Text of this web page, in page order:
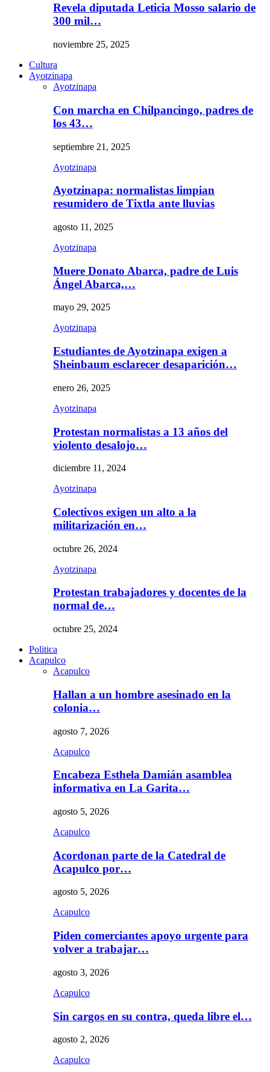
Revela diputada Leticia Mosso salario de
300 mil…
noviembre 25, 2025
Cultura
Ayotzinapa
Ayotzinapa
Con marcha en Chilpancingo, padres de
los 43…
septiembre 21, 2025
Ayotzinapa
Ayotzinapa: normalistas limpian
resumidero de Tixtla ante lluvias
agosto 11, 2025
Ayotzinapa
Muere Donato Abarca, padre de Luis
Ángel Abarca,…
mayo 29, 2025
Ayotzinapa
Estudiantes de Ayotzinapa exigen a
Sheinbaum esclarecer desaparición…
enero 26, 2025
Ayotzinapa
Protestan normalistas a 13 años del
violento desalojo…
diciembre 11, 2024
Ayotzinapa
Colectivos exigen un alto a la
militarización en…
octubre 26, 2024
Ayotzinapa
Protestan trabajadores y docentes de la
normal de…
octubre 25, 2024
Politica
Acapulco
Acapulco
Hallan a un hombre asesinado en la
colonia…
agosto 7, 2026
Acapulco
Encabeza Esthela Damián asamblea
informativa en La Garita…
agosto 5, 2026
Acapulco
Acordonan parte de la Catedral de
Acapulco por…
agosto 5, 2026
Acapulco
Piden comerciantes apoyo urgente para
volver a trabajar…
agosto 3, 2026
Acapulco
Sin cargos en su contra, queda libre el…
agosto 2, 2026
Acapulco